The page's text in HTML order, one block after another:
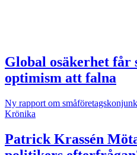
Global osäkerhet får
optimism att falna
Ny rapport om
Krönika
Patrick Krassén